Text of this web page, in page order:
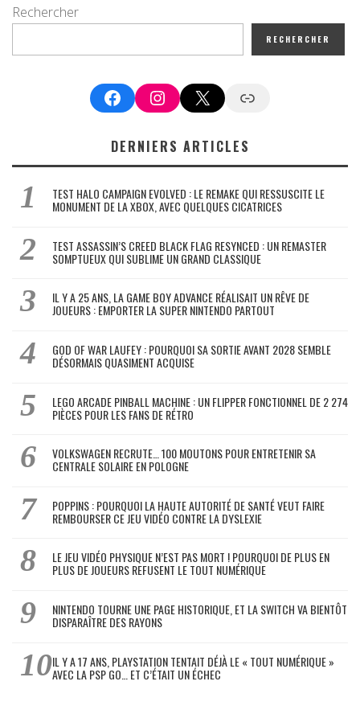
Rechercher
RECHERCHER
FacebookInstagram
X Google News
DERNIERS ARTICLES
TEST HALO CAMPAIGN EVOLVED : LE REMAKE QUI RESSUSCITE LE
MONUMENT DE LA XBOX, AVEC QUELQUES CICATRICES
TEST ASSASSIN’S CREED BLACK FLAG RESYNCED : UN REMASTER
SOMPTUEUX QUI SUBLIME UN GRAND CLASSIQUE
IL Y A 25 ANS, LA GAME BOY ADVANCE RÉALISAIT UN RÊVE DE
JOUEURS : EMPORTER LA SUPER NINTENDO PARTOUT
GOD OF WAR LAUFEY : POURQUOI SA SORTIE AVANT 2028 SEMBLE
DÉSORMAIS QUASIMENT ACQUISE
LEGO ARCADE PINBALL MACHINE : UN FLIPPER FONCTIONNEL DE 2 274
PIÈCES POUR LES FANS DE RÉTRO
VOLKSWAGEN RECRUTE… 100 MOUTONS POUR ENTRETENIR SA
CENTRALE SOLAIRE EN POLOGNE
POPPINS : POURQUOI LA HAUTE AUTORITÉ DE SANTÉ VEUT FAIRE
REMBOURSER CE JEU VIDÉO CONTRE LA DYSLEXIE
LE JEU VIDÉO PHYSIQUE N’EST PAS MORT ! POURQUOI DE PLUS EN
PLUS DE JOUEURS REFUSENT LE TOUT NUMÉRIQUE
NINTENDO TOURNE UNE PAGE HISTORIQUE, ET LA SWITCH VA BIENTÔT
DISPARAÎTRE DES RAYONS
IL Y A 17 ANS, PLAYSTATION TENTAIT DÉJÀ LE « TOUT NUMÉRIQUE »
AVEC LA PSP GO… ET C’ÉTAIT UN ÉCHEC